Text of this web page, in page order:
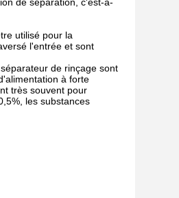
utilisé pour la
l'entrée et sont
de rinçage sont
à forte
très souvent pour
les substances